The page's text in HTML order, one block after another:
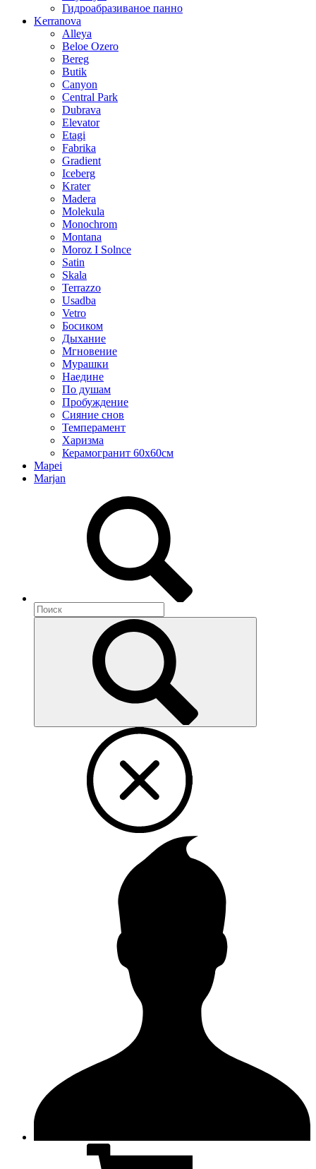
Гидроабразиваное панно
Kerranova
Alleya
Beloe Ozero
Bereg
Butik
Canyon
Central Park
Dubrava
Elevator
Etagi
Fabrika
Gradient
Iceberg
Krater
Madera
Molekula
Monochrom
Montana
Moroz I Solnce
Satin
Skala
Terrazzo
Usadba
Vetro
Босиком
Дыхание
Мгновение
Мурашки
Наедине
По душам
Пробуждение
Сияние снов
Темперамент
Харизма
Керамогранит 60х60см
Mapei
Marjan